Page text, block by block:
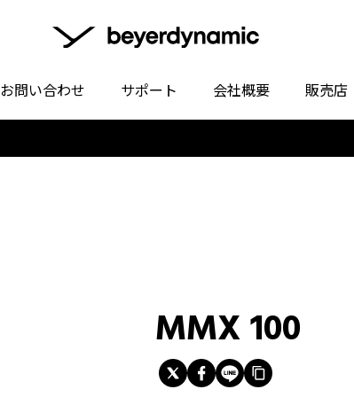
お問い合わせ サポート 会社概要 販売店
MMX 100